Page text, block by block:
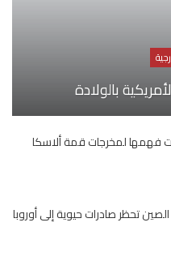
بالولادة
فهمها لمخرجات قمة ألاسكا
تحظر صادرات حيوية إلى أوروبا